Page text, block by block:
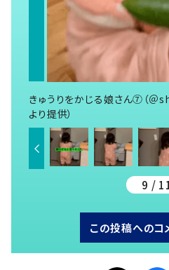
きゅうりをかじる娘さん⑦（
より提供）
9 /
この投稿へのコ